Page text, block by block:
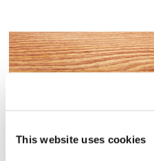
This website uses cookies